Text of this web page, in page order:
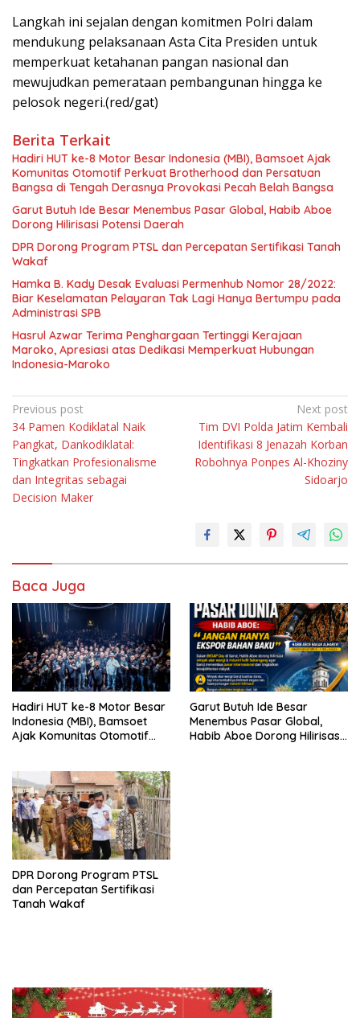
Langkah ini sejalan dengan komitmen Polri dalam
mendukung pelaksanaan Asta Cita Presiden untuk
memperkuat ketahanan pangan nasional dan
mewujudkan pemerataan pembangunan hingga ke
pelosok negeri.(red/gat)
Berita Terkait
Hadiri HUT ke-8 Motor Besar Indonesia (MBI), Bamsoet Ajak
Komunitas Otomotif Perkuat Brotherhood dan Persatuan
Bangsa di Tengah Derasnya Provokasi Pecah Belah Bangsa
Garut Butuh Ide Besar Menembus Pasar Global, Habib Aboe
Dorong Hilirisasi Potensi Daerah
DPR Dorong Program PTSL dan Percepatan Sertifikasi Tanah
Wakaf
Hamka B. Kady Desak Evaluasi Permenhub Nomor 28/2022:
Biar Keselamatan Pelayaran Tak Lagi Hanya Bertumpu pada
Administrasi SPB
Hasrul Azwar Terima Penghargaan Tertinggi Kerajaan
Maroko, Apresiasi atas Dedikasi Memperkuat Hubungan
Indonesia-Maroko
Navigasi
pos
Previous post
34 Pamen Kodiklatal Naik
Pangkat, Dankodiklatal:
Tingkatkan Profesionalisme
dan Integritas sebagai
Decision Maker
Next post
Tim DVI Polda Jatim Kembali
Identifikasi 8 Jenazah Korban
Robohnya Ponpes Al-Khoziny
Sidoarjo
Baca Juga
Hadiri HUT ke-8 Motor Besar
Indonesia (MBI), Bamsoet
Ajak Komunitas Otomotif
Derasnya Provokasi Pecah
Belah Bangsa
Garut Butuh Ide Besar
Menembus Pasar Global,
Habib Aboe Dorong Hilirisasi
DPR Dorong Program PTSL
dan Percepatan Sertifikasi
Tanah Wakaf